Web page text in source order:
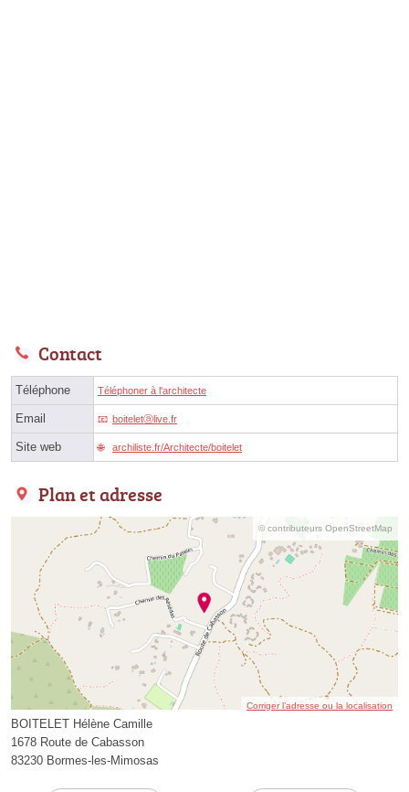
Contact
Téléphone Téléphoner à l'architecte
Email boiteletⓐlive.fr
Site web archiliste.fr/Architecte/boitelet
Plan et adresse
© contributeurs OpenStreetMap
Corriger l’adresse ou la localisation
BOITELET Hélène Camille
1678 Route de Cabasson
83230 Bormes-les-Mimosas